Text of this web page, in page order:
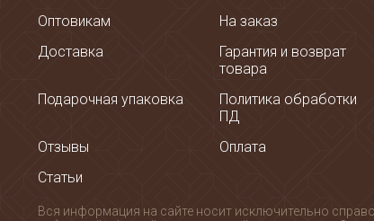
Оптовикам
На заказ
Доставка
Гарантия и возврат
товара
Подарочная упаковка
Политика обработки
ПД
Отзывы
Оплата
Статьи
Вся информация на сайте носит исключительно